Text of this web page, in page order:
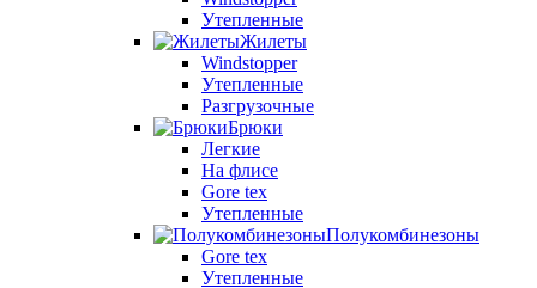
Утепленные
Жилеты
Windstopper
Утепленные
Разгрузочные
Брюки
Легкие
На флисе
Gore tex
Утепленные
Полукомбинезоны
Gore tex
Утепленные